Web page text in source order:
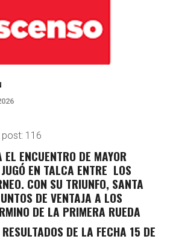
116
ENCUENTRO DE MAYOR
EN TALCA ENTRE LOS
CON SU TRIUNFO, SANTA
DE VENTAJA A LOS
DE LA PRIMERA RUEDA
DE LA FECHA 15 DE